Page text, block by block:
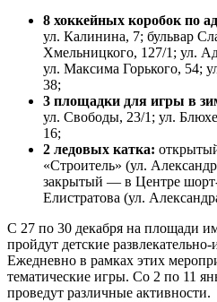
8 хоккейных коробок по
ул. Калинина, 7; бульвар
Хмельницкого, 127/1; ул.
ул. Максима Горького, 54;
38;
3 площадки для игры в
ул. Свободы, 23/1; ул.
16;
2 ледовых катка:
«Строитель» (ул.
закрытый — в Центре
Елистратова (ул.
С 27 по 30 декабря на площади
пройдут детские
Ежедневно в рамках этих
тематические игры. Со 2 по 11
проведут различные активности.